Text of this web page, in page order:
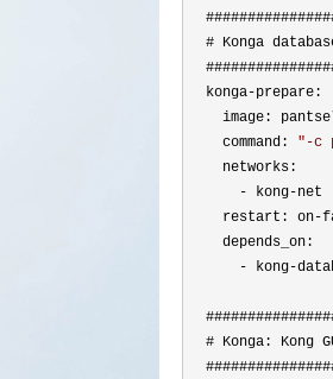
# Konga
  konga
-prepare:
image:
    command:
" -c
    networks:
- kong-net
    restart: on
-
    depends_on:
- kong-
# Konga: Kong